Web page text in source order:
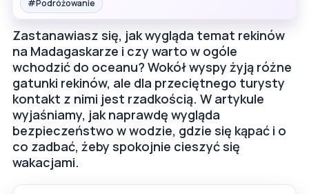
#Podróżowanie
Zastanawiasz się, jak wygląda temat rekinów
na Madagaskarze i czy warto w ogóle
wchodzić do oceanu? Wokół wyspy żyją różne
gatunki rekinów, ale dla przeciętnego turysty
kontakt z nimi jest rzadkością. W artykule
wyjaśniamy, jak naprawdę wygląda
bezpieczeństwo w wodzie, gdzie się kąpać i o
co zadbać, żeby spokojnie cieszyć się
wakacjami.